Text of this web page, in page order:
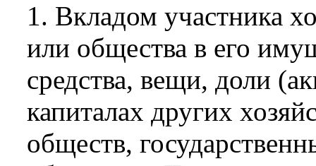
1. Вкладом участника
или общества в его
средства, вещи, доли
капиталах других
обществ,